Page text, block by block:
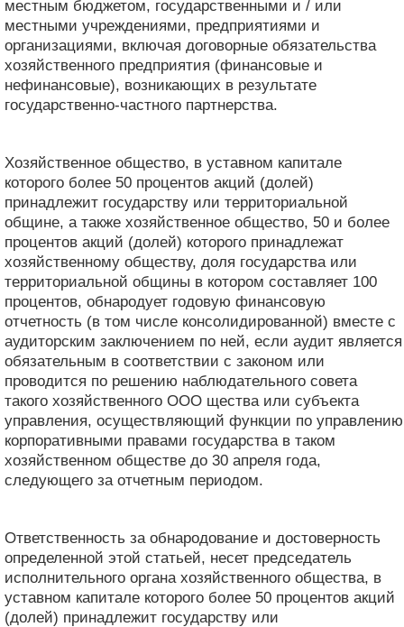
местным бюджетом, государственными и / или
местными учреждениями, предприятиями и
организациями, включая договорные обязательства
хозяйственного предприятия (финансовые и
нефинансовые), возникающих в результате
государственно-частного партнерства.
Хозяйственное общество, в уставном капитале
которого более 50 процентов акций (долей)
принадлежит государству или территориальной
общине, а также хозяйственное общество, 50 и более
процентов акций (долей) которого принадлежат
хозяйственному обществу, доля государства или
территориальной общины в котором составляет 100
процентов, обнародует годовую финансовую
отчетность (в том числе консолидированной) вместе с
аудиторским заключением по ней, если аудит является
обязательным в соответствии с законом или
проводится по решению наблюдательного совета
такого хозяйственного ООО щества или субъекта
управления, осуществляющий функции по управлению
корпоративными правами государства в таком
хозяйственном обществе до 30 апреля года,
следующего за отчетным периодом.
Ответственность за обнародование и достоверность
определенной этой статьей, несет председатель
исполнительного органа хозяйственного общества, в
уставном капитале которого более 50 процентов акций
(долей) принадлежит государству или